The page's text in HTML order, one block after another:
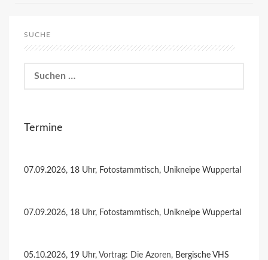
SUCHE
nach:
Termine
07.09.2026, 18 Uhr, Fotostammtisch, Unikneipe Wuppertal
07.09.2026, 18 Uhr, Fotostammtisch, Unikneipe Wuppertal
05.10.2026, 19 Uhr, Vortrag: Die Azoren, Bergische VHS